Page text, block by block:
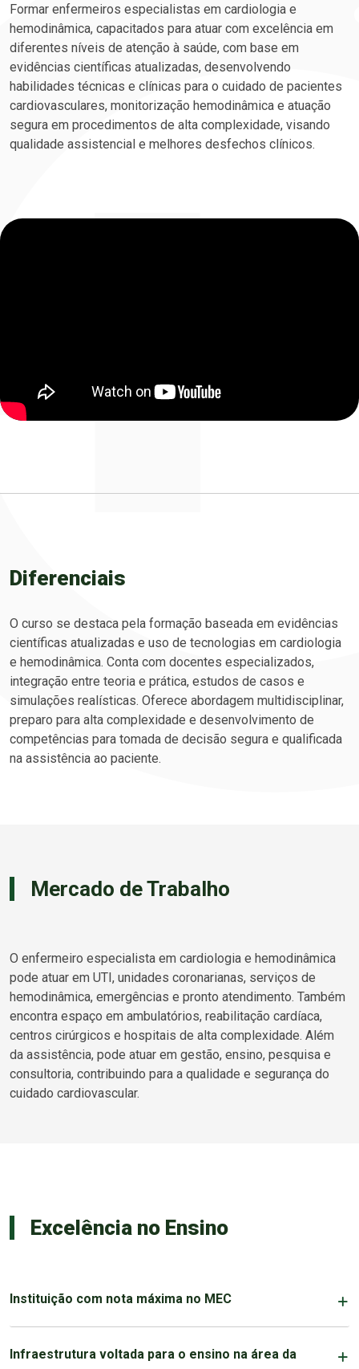
Formar enfermeiros especialistas em cardiologia e
hemodinâmica, capacitados para atuar com excelência em
diferentes níveis de atenção à saúde, com base em
evidências científicas atualizadas, desenvolvendo
habilidades técnicas e clínicas para o cuidado de pacientes
cardiovasculares, monitorização hemodinâmica e atuação
segura em procedimentos de alta complexidade, visando
qualidade assistencial e melhores desfechos clínicos.
Diferenciais
O curso se destaca pela formação baseada em evidências
científicas atualizadas e uso de tecnologias em cardiologia
e hemodinâmica. Conta com docentes especializados,
integração entre teoria e prática, estudos de casos e
simulações realísticas. Oferece abordagem multidisciplinar,
preparo para alta complexidade e desenvolvimento de
competências para tomada de decisão segura e qualificada
na assistência ao paciente.
Mercado de Trabalho
O enfermeiro especialista em cardiologia e hemodinâmica
pode atuar em UTI, unidades coronarianas, serviços de
hemodinâmica, emergências e pronto atendimento. Também
encontra espaço em ambulatórios, reabilitação cardíaca,
centros cirúrgicos e hospitais de alta complexidade. Além
da assistência, pode atuar em gestão, ensino, pesquisa e
consultoria, contribuindo para a qualidade e segurança do
cuidado cardiovascular.
Excelência no Ensino
Instituição com nota máxima no MEC
Infraestrutura voltada para o ensino na área da